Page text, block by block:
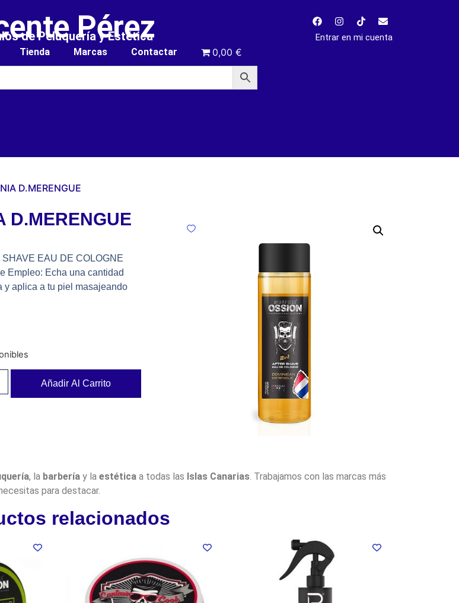
Pérez
de Peluquería y Estética
Tienda Marcas Contactar 0,00 €
Entrar en mi cuenta
D.MERENGUE
D.MERENGUE
EAU DE COLOGNE
Empleo: Echa una cantidad
y aplica a tu piel masajeando
Añadir Al Carrito
, la barberíay la estéticaa todas las Islas Canarias. Trabajamos con las marcas más
para destacar.
relacionados